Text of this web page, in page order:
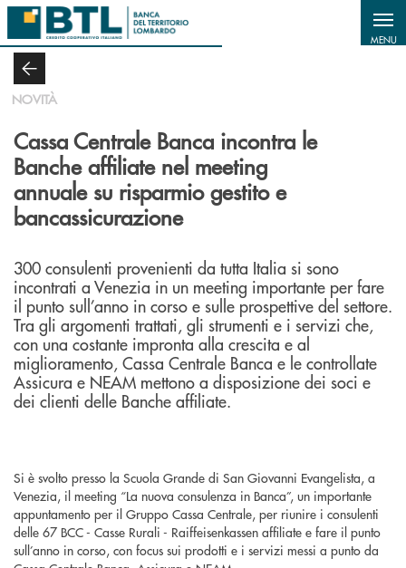
Salta al contenuto principale
MENU
NOVITÀ
Cassa Centrale Banca incontra le
Banche affiliate nel meeting
annuale su risparmio gestito e
bancassicurazione
300 consulenti provenienti da tutta Italia si sono
incontrati a Venezia in un meeting importante per fare
il punto sull’anno in corso e sulle prospettive del settore.
Tra gli argomenti trattati, gli strumenti e i servizi che,
con una costante impronta alla crescita e al
miglioramento, Cassa Centrale Banca e le controllate
Assicura e NEAM mettono a disposizione dei soci e
dei clienti delle Banche affiliate.
Si è svolto presso la Scuola Grande di San Giovanni Evangelista, a
Venezia, il meeting “La nuova consulenza in Banca”, un importante
appuntamento per il Gruppo Cassa Centrale, per riunire i consulenti
delle 67 BCC - Casse Rurali - Raiffeisenkassen affiliate e fare il punto
sull’anno in corso, con focus sui prodotti e i servizi messi a punto da